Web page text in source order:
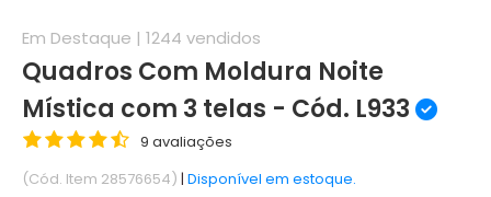
Em Destaque | 1244 vendidos
Quadros Com Moldura Noite
Mística com 3 telas - Cód. L933
9 avaliações
(Cód. Item 28576654) | Disponível em estoque.